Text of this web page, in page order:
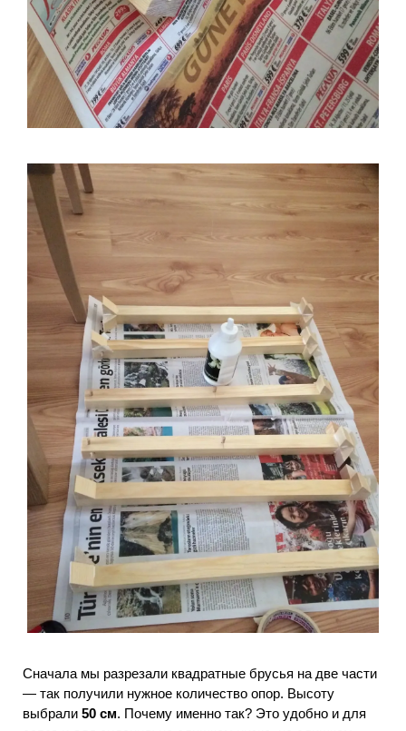
Сначала мы разрезали квадратные брусья на две части
— так получили нужное количество опор. Высоту
выбрали 50 см. Почему именно так? Это удобно и для